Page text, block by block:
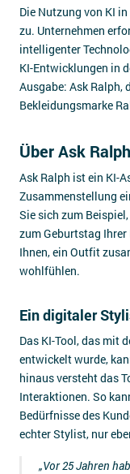
Die Nutzung von KI
zu. Unternehmen
intelligenter
KI-Entwicklungen in
Ausgabe: Ask Ralph,
Bekleidungsmarke
Über Ask Ralph
Ask Ralph ist ein KI-
Zusammenstellung
Sie sich zum
zum Geburtstag
Ihnen, ein Outfit
wohlfühlen.
Ein digitaler
Das KI-Tool, das mit
entwickelt wurde,
hinaus versteht das
Interaktionen. So
Bedürfnisse des
echter Stylist, nur
„Vor 25 Jahren